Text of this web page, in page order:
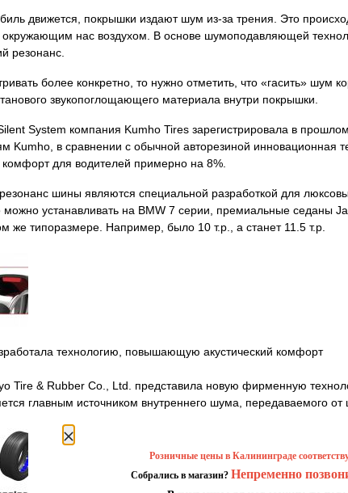
движется, покрышки издают шум из-за трения. Это
окружающим нас воздухом. В основе шумоподавляющей
резонанс.
более конкретно, то нужно отметить, что «гасить»
звукопоглощающего материала внутри покрышки.
System компания Kumho Tires зарегистрировала в
Kumho, в сравнении с обычной авторезиной инновационная
комфорт для водителей примерно на 8%.
шины являются специальной разработкой для
можно устанавливать на BMW 7 серии, премиальные седаны
же типоразмере. Например, было 10 т.р., а станет 11.5 т.р.
технологию, повышающую акустический комфорт
Tire & Rubber Co., Ltd. представила новую фирменную
главным источником внутреннего шума, передаваемого от
Розничные цены в Калининграде
Собрались в магазин? Непременно